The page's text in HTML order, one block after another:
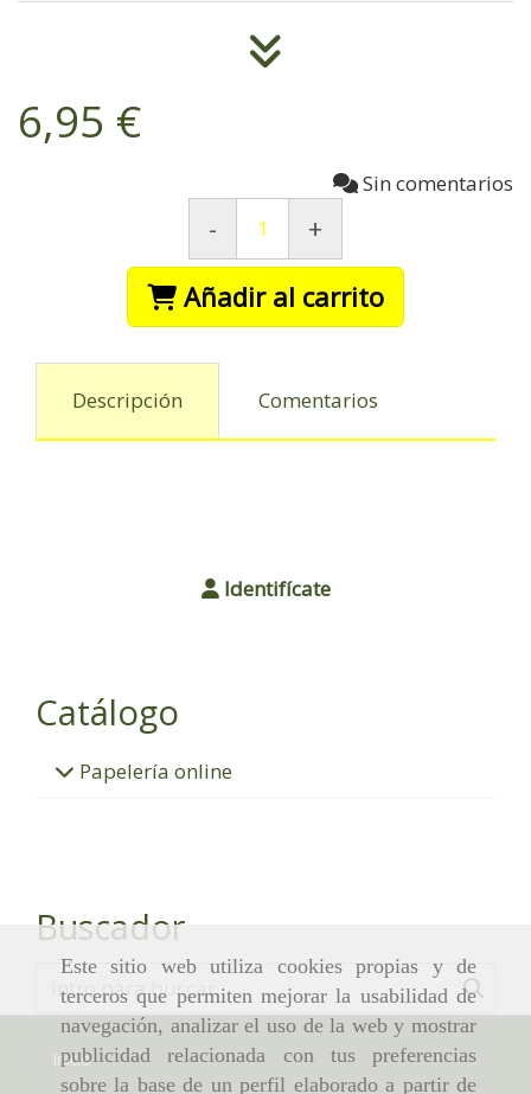
Este sitio web utiliza cookies propias y de
terceros que permiten mejorar la usabilidad de
navegación, analizar el uso de la web y mostrar
publicidad relacionada con tus preferencias
sobre la base de un perfil elaborado a partir de
6,95 €
Sin comentarios
-
+
Añadir al carrito
Descripción Comentarios
Identifícate
Catálogo
Papelería online
Buscador
Inicio